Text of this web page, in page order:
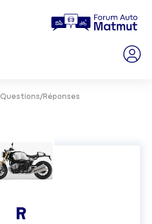
Questions/Réponses
R